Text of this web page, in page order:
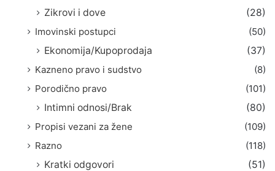
Zikrovi i dove
(28)
Imovinski postupci
(50)
Ekonomija/Kupoprodaja
(37)
Kazneno pravo i sudstvo
(8)
Porodično pravo
(101)
Intimni odnosi/Brak
(80)
Propisi vezani za žene
(109)
Razno
(118)
Kratki odgovori
(51)